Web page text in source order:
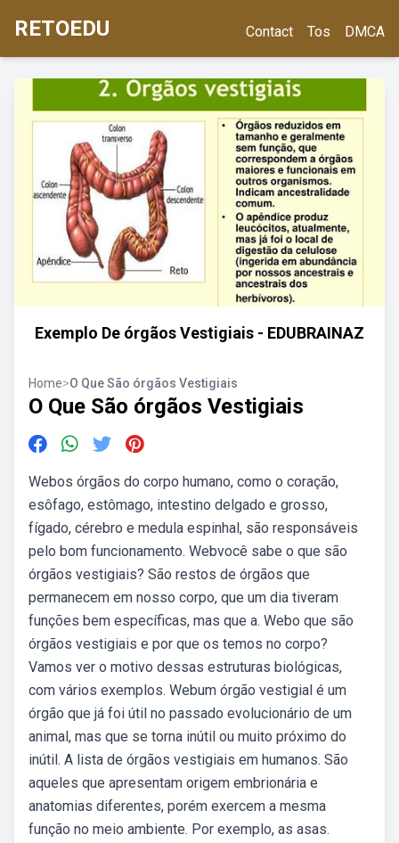
RETOEDU Contact Tos DMCA
Exemplo De órgãos Vestigiais - EDUBRAINAZ
Home>O Que São órgãos Vestigiais
O Que São órgãos Vestigiais
Webos órgãos do corpo humano, como o coração,
esôfago, estômago, intestino delgado e grosso,
fígado, cérebro e medula espinhal, são responsáveis
pelo bom funcionamento. Webvocê sabe o que são
órgãos vestigiais? São restos de órgãos que
permanecem em nosso corpo, que um dia tiveram
funções bem específicas, mas que a. Webo que são
órgãos vestigiais e por que os temos no corpo?
Vamos ver o motivo dessas estruturas biológicas,
com vários exemplos. Webum órgão vestigial é um
órgão que já foi útil no passado evolucionário de um
animal, mas que se torna inútil ou muito próximo do
inútil. A lista de órgãos vestigiais em humanos. São
aqueles que apresentam origem embrionária e
anatomias diferentes, porém exercem a mesma
função no meio ambiente. Por exemplo, as asas.